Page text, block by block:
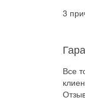
3
Все